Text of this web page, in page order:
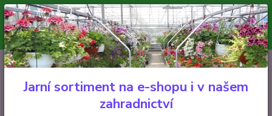
Minimální hodnota pro odeslání z e-shopu je 300 Kč.
V tuto chvíli již hlavní nápor objednávek opadl a balíček můžete čekat
nejpozději v následujícím týdnu po přijetí objednávky. Objednávky
vyřizujeme v pořadí, v jakém přišly...
CZK
+420 602 223 614 0ks
za0 Kč
Jarní sortiment na e-shopu i v našem
zahradnictví